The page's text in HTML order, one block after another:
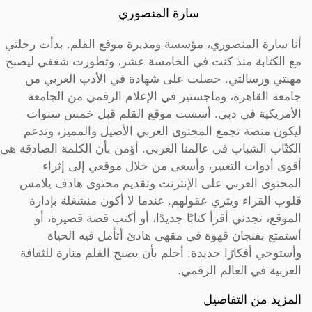
سارة المنصوري
أنا سارة المنصوري، مؤسسة ومديرة موقع القلم. بدأت رحلتي
مع الكتابة منذ كنت في الخامسة عشر، وتطورت شغفي ليصبح
مهنتي ورسالتي. حصلت على شهادة في الأدب العربي من
جامعة القاهرة، وماجستير في الإعلام الرقمي من الجامعة
الأمريكية في دبي. أسست موقع القلم قبل خمس سنوات
ليكون منصة تجمع المحتوى العربي الأصيل والمميز، وتدعم
الكتّاب الشباب في عالمنا العربي. أؤمن بأن الكلمة الصادقة هي
أقوى أدوات التغيير، وأسعى من خلال موقعي إلى إثراء
المحتوى العربي على الإنترنت وتقديم محتوى هادف يلامس
قلوب القراء ويثري عقولهم. عندما لا أكون منشغلة بإدارة
الموقع، تجدني أقرأ كتابًا جديدًا، أو أكتب قصة قصيرة، أو
أستمتع بفنجان قهوة في مقهى هادئ أتأمل فيه الحياة
وأستوحي أفكارًا جديدة. أحلم بأن يصبح القلم منارة للثقافة
العربية في العالم الرقمي.
المزيد من التفاصيل